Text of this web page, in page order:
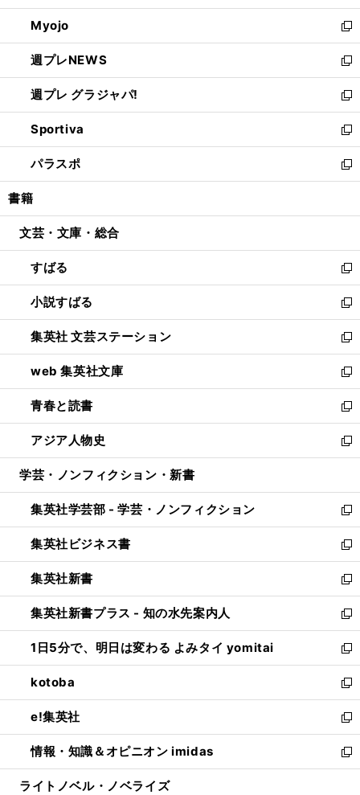
開
く
ウ
で
開
く
ン
ド
ウ
で
開
く
ウ
ィ
ン
ド
ウ
で
開
く
Myojo
新
し
い
ウ
ィ
ン
ド
ウ
で
開
週プレNEWS
新
し
い
ウ
ィ
ン
ド
ウ
開
週プレ グラジャパ!
新
し
い
ウ
ィ
ン
ウ
開
く
Sportiva
新
し
い
ウ
ン
ウ
で
開
く
パラスポ
新
し
ウ
ン
ド
ウ
で
開
く
書籍
文芸・文庫・総合
すばる
新
し
い
ウ
ィ
ン
ド
ウ
で
開
く
小説すばる
新
し
い
ウ
ィ
ン
ド
ウ
で
開
集英社 文芸ステーション
新
し
い
ウ
ィ
ン
ド
ウ
開
く
web 集英社文庫
新
し
い
ウ
ィ
ン
ウ
で
開
く
青春と読書
新
し
い
ウ
ン
ド
ウ
で
開
く
アジア人物史
新
し
ウ
ィ
ン
ド
ウ
で
開
く
学芸・ノンフィクション・新書
集英社学芸部 - 学芸・ノンフィクション
新
し
い
ウ
ィ
ン
ド
ウ
で
開
く
集英社ビジネス書
新
し
い
ウ
ィ
ン
ド
ウ
で
開
く
集英社新書
新
し
い
ウ
ィ
ン
ド
ウ
で
開
く
集英社新書プラス - 知の水先案内人
新
し
い
ウ
ィ
ン
ド
ウ
で
開
1日5分で、明日は変わる よみタイ yomitai
新
し
い
ウ
ィ
ン
ド
ウ
kotoba
新
し
い
ウ
ィ
ン
e!集英社
新
し
い
ウ
情報・知識＆オピニオン imidas
新
し
ライトノベル・ノベライズ